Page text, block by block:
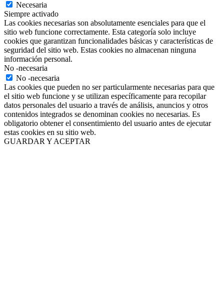
Necesaria
Siempre activado
Las cookies necesarias son absolutamente esenciales para que el
sitio web funcione correctamente. Esta categoría solo incluye
cookies que garantizan funcionalidades básicas y características de
seguridad del sitio web. Estas cookies no almacenan ninguna
información personal.
No -necesaria
No -necesaria
Las cookies que pueden no ser particularmente necesarias para que
el sitio web funcione y se utilizan específicamente para recopilar
datos personales del usuario a través de análisis, anuncios y otros
contenidos integrados se denominan cookies no necesarias. Es
obligatorio obtener el consentimiento del usuario antes de ejecutar
estas cookies en su sitio web.
GUARDAR Y ACEPTAR